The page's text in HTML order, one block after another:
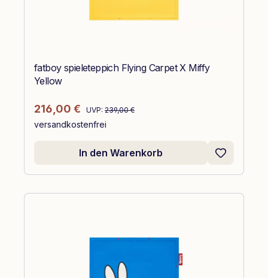
fatboy spieleteppich Flying Carpet X Miffy
Yellow
Verkaufspreis:
216,00 € Regulärer Preis:
UVP: 239,00 €
versandkostenfrei
In den Warenkorb